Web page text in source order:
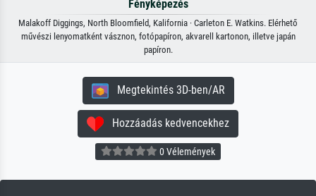
Fényképezés
Malakoff Diggings, North Bloomfield, Kalifornia · Carleton E. Watkins. Elérhető
művészi lenyomatként vásznon, fotópapíron, akvarell kartonon, illetve japán
papíron.
Megtekintés 3D-ben/AR
Hozzáadás kedvencekhez
0 Vélemények